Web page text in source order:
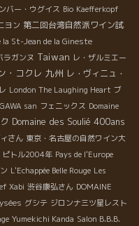
バー・ウグイス Bio Kaefferkopf
ヨン 第二回台湾自然派ワイン試
la St-Jean de la Gineste
ラガンヌ Taiwan レ・ザルミエー
・コクレ 九州 レ・ヴィニュ・
London The Laughing Heart ブ
san フェニックス Domaine
Domaine des Soulié 400ans
さん 東京・名古屋の自然ワイン大
ピトル2004年 Pays de l'Europe
L'Echappée Belle Rouge Les
Xabi 渋谷康弘さん DOMAINE
グシテ ジロンナ三ツ星レスト
Yumekichi Kanda Salon B.B.B.